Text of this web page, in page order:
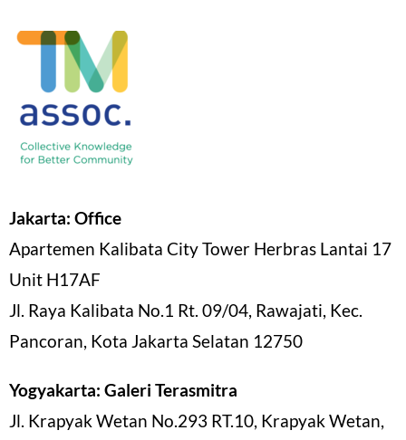
Jakarta: Office
Apartemen Kalibata City Tower Herbras Lantai 17
Unit H17AF
Jl. Raya Kalibata No.1 Rt. 09/04, Rawajati, Kec.
Pancoran, Kota Jakarta Selatan 12750
Yogyakarta: Galeri Terasmitra
Jl. Krapyak Wetan No.293 RT.10, Krapyak Wetan,